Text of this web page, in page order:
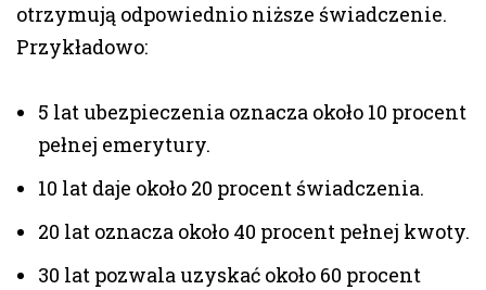
otrzymują odpowiednio niższe świadczenie.
Przykładowo:
5 lat ubezpieczenia oznacza około 10 procent
pełnej emerytury.
10 lat daje około 20 procent świadczenia.
20 lat oznacza około 40 procent pełnej kwoty.
30 lat pozwala uzyskać około 60 procent